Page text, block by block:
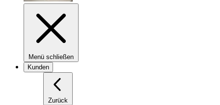
Menü schließen
Kunden
Zurück